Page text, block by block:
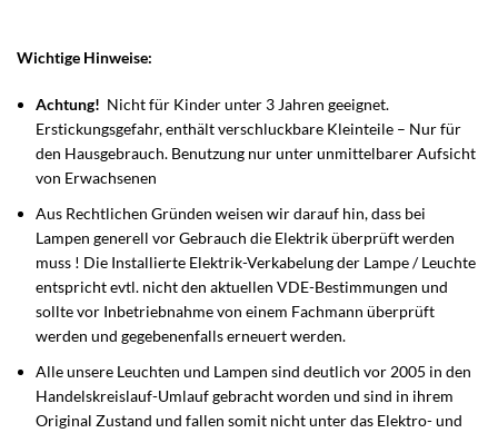
Wichtige Hinweise:
Achtung! Nicht für Kinder unter 3 Jahren geeignet.
Erstickungsgefahr, enthält verschluckbare Kleinteile – Nur für
den Hausgebrauch. Benutzung nur unter unmittelbarer Aufsicht
von Erwachsenen
Aus Rechtlichen Gründen weisen wir darauf hin, dass bei
Lampen generell vor Gebrauch die Elektrik überprüft werden
muss ! Die Installierte Elektrik-Verkabelung der Lampe / Leuchte
entspricht evtl. nicht den aktuellen VDE-Bestimmungen und
sollte vor Inbetriebnahme von einem Fachmann überprüft
werden und gegebenenfalls erneuert werden.
Alle unsere Leuchten und Lampen sind deutlich vor 2005 in den
Handelskreislauf-Umlauf gebracht worden und sind in ihrem
Original Zustand und fallen somit nicht unter das Elektro- und